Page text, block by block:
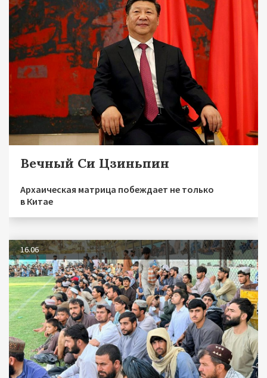
Вечный Си Цзиньпин
Архаическая матрица побеждает не только
в Китае
16.06